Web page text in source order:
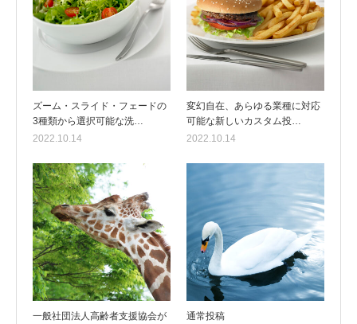
ズーム・スライド・フェードの
3種類から選択可能な洗…
2022.10.14
変幻自在、あらゆる業種に対応
可能な新しいカスタム投…
2022.10.14
一般社団法人高齢者支援協会が
通常投稿